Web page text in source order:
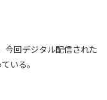
今回デジタル配信された
いる。